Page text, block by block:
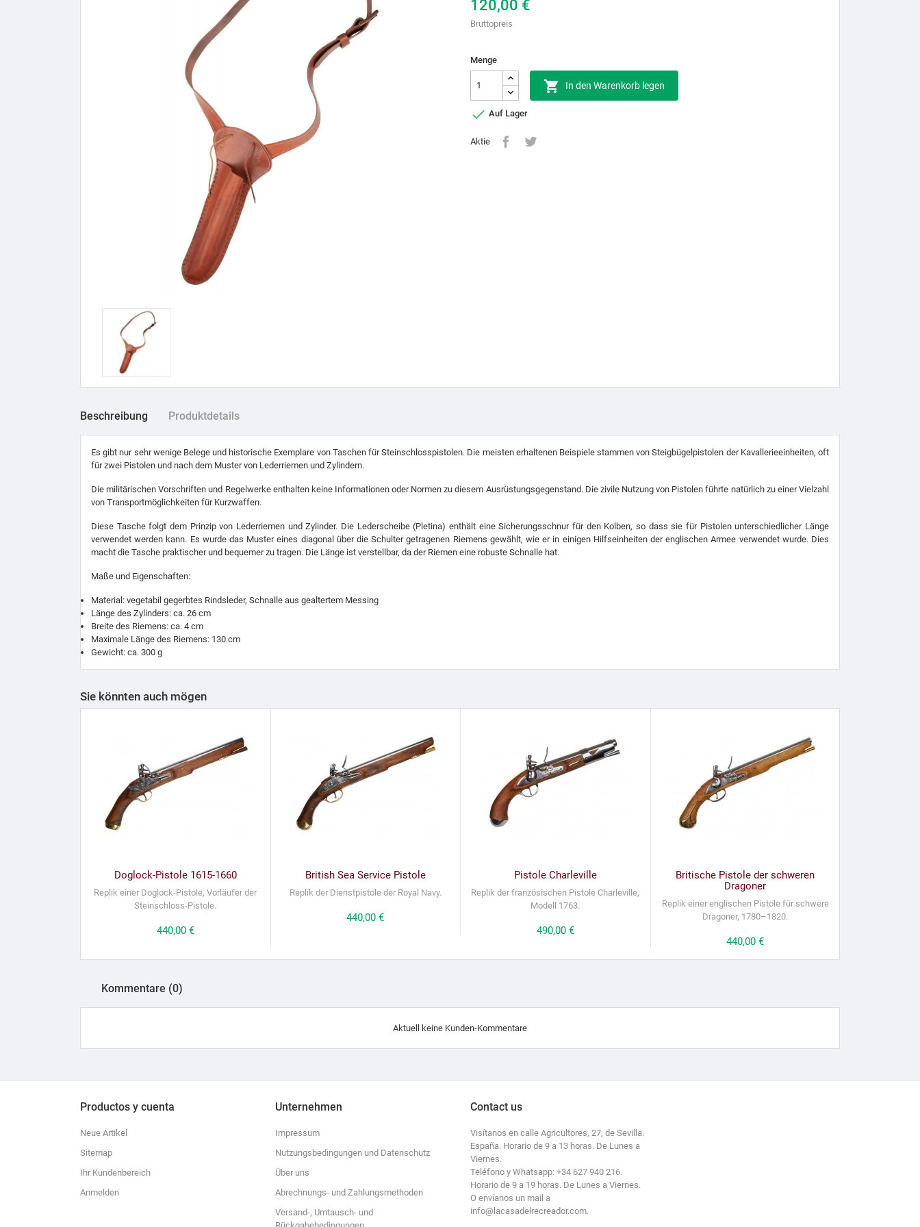
120,00 €
Bruttopreis
Menge
 In den Warenkorb legen
 Auf Lager
Aktie
Beschreibung Produktdetails
Es gibt nur sehr wenige Belege und historische Exemplare von Taschen für Steinschlosspistolen. Die meisten erhaltenen Beispiele stammen von Steigbügelpistolen der Kavallerieeinheiten, oft
für zwei Pistolen und nach dem Muster von Lederriemen und Zylindern.
Die militärischen Vorschriften und Regelwerke enthalten keine Informationen oder Normen zu diesem Ausrüstungsgegenstand. Die zivile Nutzung von Pistolen führte natürlich zu einer Vielzahl
von Transportmöglichkeiten für Kurzwaffen.
Diese Tasche folgt dem Prinzip von Lederriemen und Zylinder. Die Lederscheibe (Pletina) enthält eine Sicherungsschnur für den Kolben, so dass sie für Pistolen unterschiedlicher Länge
verwendet werden kann. Es wurde das Muster eines diagonal über die Schulter getragenen Riemens gewählt, wie er in einigen Hilfseinheiten der englischen Armee verwendet wurde. Dies
macht die Tasche praktischer und bequemer zu tragen. Die Länge ist verstellbar, da der Riemen eine robuste Schnalle hat.
Maße und Eigenschaften:
Material: vegetabil gegerbtes Rindsleder, Schnalle aus gealtertem Messing
Länge des Zylinders: ca. 26 cm
Breite des Riemens: ca. 4 cm
Maximale Länge des Riemens: 130 cm
Gewicht: ca. 300 g
Sie könnten auch mögen
Doglock-Pistole 1615-1660
Replik einer Doglock-Pistole, Vorläufer der
Steinschloss-Pistole.
Preis
440,00 €
British Sea Service Pistole
Replik der Dienstpistole der Royal Navy.
Preis
440,00 €
Pistole Charleville
Replik der französischen Pistole Charleville,
Modell 1763.
Preis
490,00 €
Britische Pistole der schweren
Dragoner
Replik einer englischen Pistole für schwere
Dragoner, 1780–1820.
Preis
440,00 €
Kommentare (0)
Aktuell keine Kunden-Kommentare
Productos y cuenta
Neue Artikel
Sitemap
Ihr Kundenbereich
Anmelden
Unternehmen
Impressum
Nutzungsbedingungen und Datenschutz
Über uns
Abrechnungs- und Zahlungsmethoden
Versand-, Umtausch- und
Contact us
Visítanos en calle Agricultores, 27, de Sevilla.
España. Horario de 9 a 13 horas. De Lunes a
Viernes.
Teléfono y Whatsapp: +34 627 940 216.
Horario de 9 a 19 horas. De Lunes a Viernes.
O envíanos un mail a
info@lacasadelrecreador.com.